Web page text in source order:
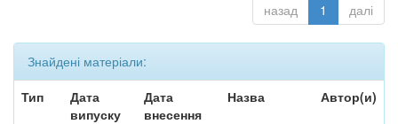
назад 1 далі
Знайдені матеріали:
Тип
Дата
випуску
Дата
внесення
Назва Автор(и)